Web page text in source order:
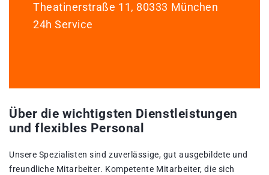
Theatinerstraße 11, 80333 München
24h Service
Über die wichtigsten Dienstleistungen
und flexibles Personal
Unsere Spezialisten sind zuverlässige, gut ausgebildete und
freundliche Mitarbeiter. Kompetente Mitarbeiter, die sich